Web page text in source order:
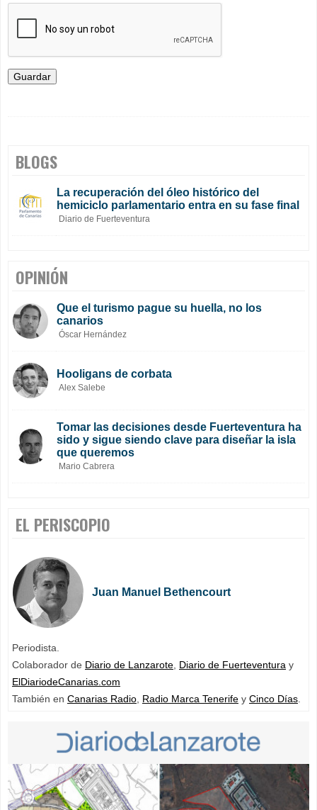
BLOGS
La recuperación del óleo histórico del
hemiciclo parlamentario entra en su fase final
Diario de Fuerteventura
OPINIÓN
Que el turismo pague su huella, no los
canarios
Óscar Hernández
Hooligans de corbata
Alex Salebe
Tomar las decisiones desde Fuerteventura ha
sido y sigue siendo clave para diseñar la isla
que queremos
Mario Cabrera
EL PERISCOPIO
Juan Manuel Bethencourt
Periodista.
Colaborador de Diario de Lanzarote Diario de Fuerteventura y
ElDiariodeCanarias.com
También en Canarias Radio Radio Marca Tenerife y Cinco Días